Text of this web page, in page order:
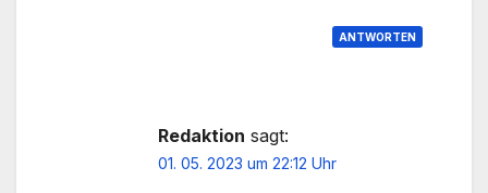
ANTWORTEN
Redaktion sagt:
01. 05. 2023 um 22:12 Uhr